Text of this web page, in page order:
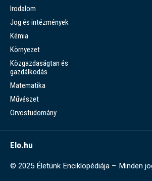
Irodalom
Jog és intézmények
Kémia
Környezet
Közgazdaságtan és
gazdálkodás
Matematika
Művészet
Orvostudomány
Elo.hu
© 2025 Életünk Enciklopédiája – Minden